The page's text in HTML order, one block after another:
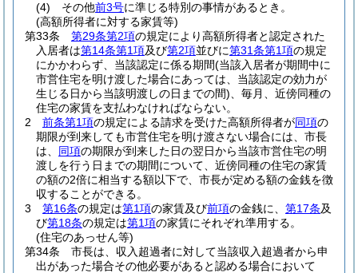
(4)
その他前3号に準じる特別の事情があるとき。
(高額所得者に対する家賃等)
第33条
第29条第2項の規定により高額所得者と認定された
入居者は第14条第1項及び第2項並びに第31条第1項の規定
にかかわらず、当該認定に係る期間(当該入居者が期間中に
市営住宅を明け渡した場合にあっては、当該認定の効力が
生じる日から当該明渡しの日までの間) 、毎月、近傍同種の
住宅の家賃を支払わなければならない。
2
前条第1項の規定による請求を受けた高額所得者が同項の
期限が到来しても市営住宅を明け渡さない場合には、市長
は、 同項の期限が到来した日の翌日から当該市営住宅の明
渡しを行う日までの期間について、近傍同種の住宅の家賃
の額の2倍に相当する額以下で、市長が定める額の金銭を徴
収することができる。
3
第16条の規定は第1項の家賃及び前項の金銭に、 第17条及
び第18条の規定は第1項の家賃にそれぞれ準用する。
(住宅のあっせん等)
第34条
市長は、収入超過者に対して当該収入超過者から申
出があった場合その他必要があると認める場合において